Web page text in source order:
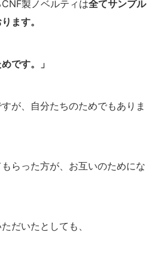
製ノベルティは全てサンプル
ます。
です。」
が、自分たちのためでもありま
らった方が、お互いのためにな
だいたとしても、